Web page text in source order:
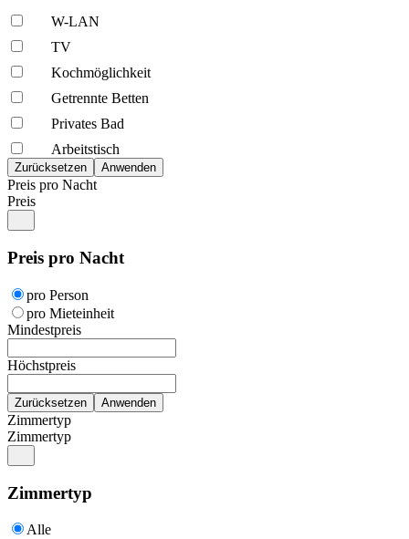
W-LAN
TV
Kochmöglich­keit
Getrennte Betten
Privates Bad
Arbeitstisch
Preis pro Nacht
Preis
Preis pro Nacht
pro Person
pro Mieteinheit
Mindestpreis
Höchstpreis
Zimmertyp
Zimmertyp
Zimmertyp
Alle